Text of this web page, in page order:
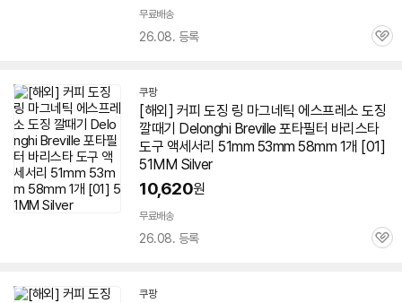
무료배송
26.08. 등록
관
쿠팡
[해외] 커피 도징 링 마그네틱 에스프레소 도징
깔때기 Delonghi Breville 포타필터 바리스타
도구 액세서리 51mm 53mm 58mm 1개 [01]
51MM Silver
10,620원
무료배송
26.08. 등록
관
쿠팡